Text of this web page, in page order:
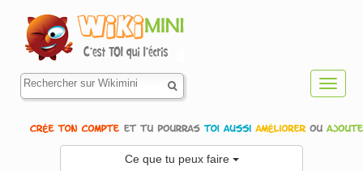
Ce que tu peux faire